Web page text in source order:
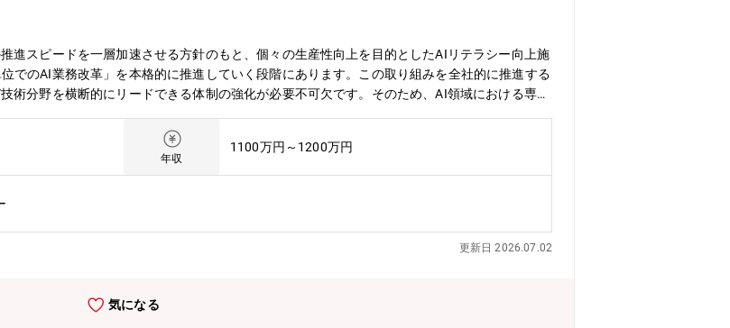
進スピードを一層加速させる方針のもと、個々の生産性向上を目的としたAIリテラシー向上施
でのAI業務改革」を本格的に推進していく段階にあります。この取り組みを全社的に推進する
術分野を横断的にリードできる体制の強化が必要不可欠です。そのため、AI領域における専門
整備、技術教育、PoCから本番展開までの支援を通じ、全社KPI達成に貢献していただきま
推進を主導いただき、以下の業務を担っていただくことを想定しています。● 生成AIを活用し
を活用した改善テーマの企画・立案・PoC（概念実証）およびプロトタイプ開発のリード・最
・開発方針策定・生成AI・機械学習に必要な開発基盤の企画・設計・セキュリティやガバナン
された開発プロセスの設計やツール選定・技術評価● 部門横断での業務改革推進・プロジェク
・優先順位化・関係部門・外部パートナーと連携したプロジェクト推進
年収
1100万円～1200万円
更新日 2026.07.02
気になる